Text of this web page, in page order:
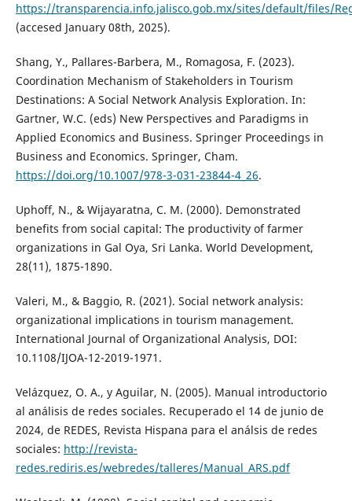
https://transparencia.info.jalisco.gob.mx/sites/default/files/
(accesed January 08th, 2025).
Shang, Y., Pallares-Barbera, M., Romagosa, F. (2023).
Coordination Mechanism of Stakeholders in Tourism
Destinations: A Social Network Analysis Exploration. In:
Gartner, W.C. (eds) New Perspectives and Paradigms in
Applied Economics and Business. Springer Proceedings in
Business and Economics. Springer, Cham.
https://doi.org/10.1007/978-3-031-23844-4_26.
Uphoff, N., & Wijayaratna, C. M. (2000). Demonstrated
benefits from social capital: The productivity of farmer
organizations in Gal Oya, Sri Lanka. World Development,
28(11), 1875-1890.
Valeri, M., & Baggio, R. (2021). Social network analysis:
organizational implications in tourism management.
International Journal of Organizational Analysis, DOI:
10.1108/IJOA-12-2019-1971.
Velázquez, O. A., y Aguilar, N. (2005). Manual introductorio
al análisis de redes sociales. Recuperado el 14 de junio de
2024, de REDES, Revista Hispana para el análsis de redes
sociales: http://revista-
redes.rediris.es/webredes/talleres/Manual_ARS.pdf